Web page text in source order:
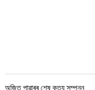
অজিত পাৱাৰৰ শেষ কৃত্য সম্পন্ন